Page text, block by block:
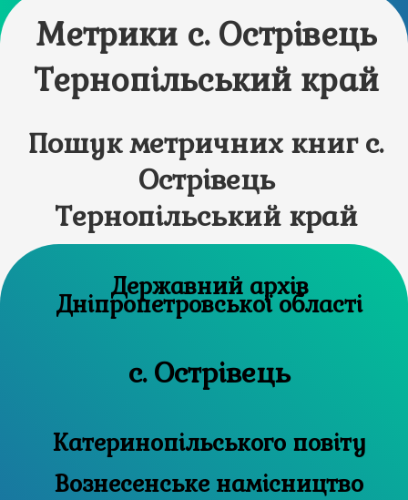
Метрики с. Острівець
Тернопільський край
Пошук метричних книг с.
Острівець
Тернопільський край
Державний архів
Дніпропетровської області
с. Острівець
Катеринопільського повіту
Вознесенське намісництво